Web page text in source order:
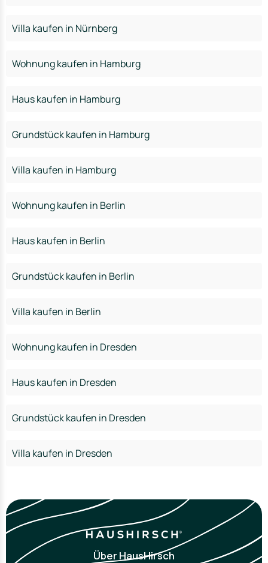
Villa kaufen in Nürnberg
Wohnung kaufen in Hamburg
Haus kaufen in Hamburg
Grundstück kaufen in Hamburg
Villa kaufen in Hamburg
Wohnung kaufen in Berlin
Haus kaufen in Berlin
Grundstück kaufen in Berlin
Villa kaufen in Berlin
Wohnung kaufen in Dresden
Haus kaufen in Dresden
Grundstück kaufen in Dresden
Villa kaufen in Dresden
Über HausHirsch